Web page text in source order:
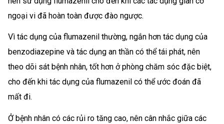
ngoại vi đã hoàn toàn được đào ngược.
Vì tác dụng của flumazenil thường, ngắn hơn tác dụng của
benzodiazepine và tác dụng an thần có thể tái phát, nên
theo dõi sát bệnh nhân, tốt hơn ở phòng chăm sóc đặc biệt,
cho đến khi tác dụng của flumazenil có thể ước đoán đã
mất đi.
Ở bệnh nhân có các rủi ro tăng cao, nên cân nhắc giữa các